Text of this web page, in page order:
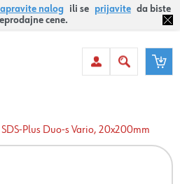
nalog ili se prijavite da biste
cene.
Plus Duo-s Vario, 20x200mm